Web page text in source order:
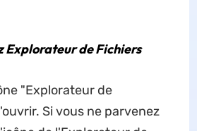
Explorateur de Fichiers
"Explorateur de
Si vous ne parvenez